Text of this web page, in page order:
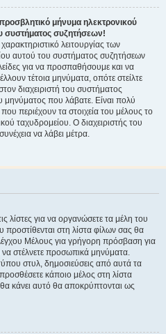
μήνυμα ηλεκτρονικού
συστήματος συζητήσεων!
λειτουργίας των
αυτού του συστήματος συζητήσεων
για να προσπαθήσουμε και να
τέτοια μηνύματα, οπότε στείλτε
διαχειριστή του συστήματος
μηνύματος που λάβατε. Είναι πολύ
περιέχουν τα στοιχεία του μέλους το
ταχυδρομείου. Ο διαχειριστής του
να λάβει μέτρα.
λίστες για να οργανώσετε τα μέλη του
στη λίστα φίλων σας θα
Μέλους για γρήγορη πρόσβαση για
να στέλνετε προσωπικά μηνύματα.
στυλ, δημοσιεύσεις από αυτά τα
κάποιο μέλος στη λίστα
κάνει αυτό θα αποκρύπτονται ως